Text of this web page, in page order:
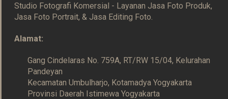
Studio Fotografi Komersial - Layanan Jasa Foto Produk,
Jasa Foto Portrait, & Jasa Editing Foto.
Alamat:
Gang Cindelaras No. 759A, RT/RW 15/04, Kelurahan
Pandeyan
Kecamatan Umbulharjo, Kotamadya Yogyakarta
Provinsi Daerah Istimewa Yogyakarta